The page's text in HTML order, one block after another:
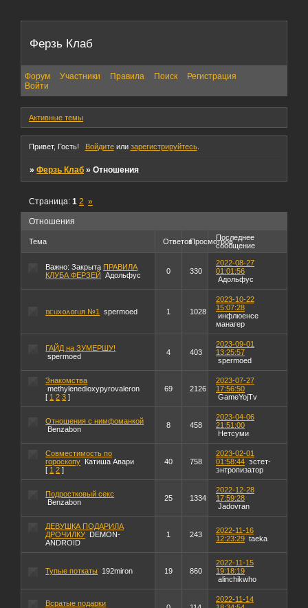
Ферзь Клаб
Форум Участники Правила Поиск
Регистрация
Войти
Активные темы
Привет, Гость! Войдитеили зарегистрируйтесь.
»Ферзь Клаб »Отношения
Отношения
Страница:1 2 »
Тема ОтветовПросмотровПоследнее
сообщение
Важно: Закрыта ПРАВИЛА
КЛУБА ФЕРЗЕЙ
Адольфус 0 330
2022-08-27
01:01:56
Адольфус
𐌿ᥴᥙх᧐᧘᧐ᴦᥙя №1 spermoed 1 1028
2023-10-22
15:07:28
инфлюенсе
манагер
ГАЙД на ЗУМЕРШУ!
spermoed
4 403
2023-09-01
13:25:57
spermoed
Знакомства
methylenedioxypyrovaleron
[ 1 2 3 ]
69 2126
2023-07-27
17:56:50
GameYojTv
Отношения с нимфоманкой
Benzabon
8 458
2023-04-06
21:51:00
Нетсуми
Совместимость по
гороскопу
Катиша Авари
[ 1 2 ]
40 758
2023-02-01
01:58:44 эстет-
энтропизатор
Подростковый секс
Benzabon
25 1334
2022-12-28
17:59:28
Jadovran
ДЕВУШКА ПОДАРИЛА
ДРОЧИЛКУ
DEMON-
ANDROID
1 243
2022-11-16
12:23:29 taeka
Тупые поткаты 192miron 19 860
2022-11-15
19:18:19
alinchikwho
Всратые подарки
2022-11-14